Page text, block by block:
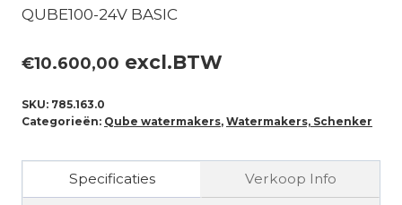
QUBE100-24V BASIC
€10.600,00 excl.BTW
SKU: 785.163.0
Categorieën: Qube watermakers, Watermakers, Schenker
Specificaties Verkoop Info